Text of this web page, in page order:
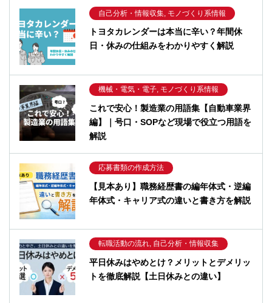
自己分析・情報収集, モノづくり系情報
トヨタカレンダーは本当に辛い？年間休
日・休みの仕組みをわかりやすく解説
機械・電気・電子, モノづくり系情報
これで安心！製造業の用語集【自動車業界
編】｜号口・SOPなど現場で役立つ用語を
解説
応募書類の作成方法
【見本あり】職務経歴書の編年体式・逆編
年体式・キャリア式の違いと書き方を解説
転職活動の流れ, 自己分析・情報収集
平日休みはやめとけ？メリットとデメリッ
トを徹底解説【土日休みとの違い】